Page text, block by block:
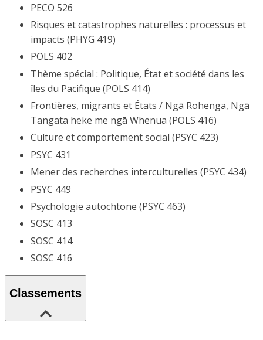
PECO 526
Risques et catastrophes naturelles : processus et
impacts (PHYG 419)
POLS 402
Thème spécial : Politique, État et société dans les
îles du Pacifique (POLS 414)
Frontières, migrants et États / Ngā Rohenga, Ngā
Tangata heke me ngā Whenua (POLS 416)
Culture et comportement social (PSYC 423)
PSYC 431
Mener des recherches interculturelles (PSYC 434)
PSYC 449
Psychologie autochtone (PSYC 463)
SOSC 413
SOSC 414
SOSC 416
Classements